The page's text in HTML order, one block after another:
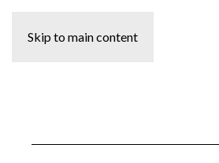
Skip to main content